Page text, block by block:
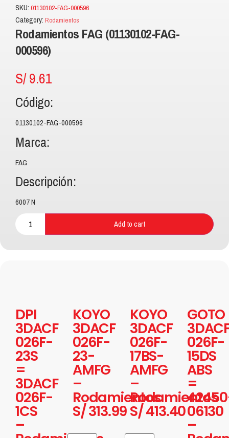
SKU: 01130102-FAG-000596
Category: Rodamientos
Rodamientos FAG (01130102-FAG-
000596)
S/9.61
Código:
01130102-FAG-000596
Marca:
FAG
Descripción:
6007 N
Add to cart
DPI
3DACF
026F-
23S
=
3DACF
026F-
1CS
–
KOYO
3DACF
026F-
23-
AMFG
–
Rodamientos
S/313.99
KOYO
3DACF
026F-
17BS-
AMFG
–
Rodamientos
S/413.40
GOTO
026F-
15DS
ABS
=
06130
–